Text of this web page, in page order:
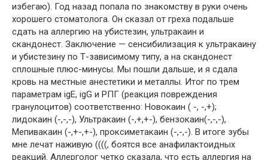
избегаю). Год назад попала по знакомству в руки очень
хорошего стоматолога. Он сказал от греха подальше
сдать на аллергию на убистезин, ультракаин и
скандонест. Заключение — сенсибилизация к ультракаину
и убистезину по Т-зависимому типу, а на скандонест
сплошные плюс-минусы. Мы пошли дальше, и я сдала
кровь на местные анестетики и металлы. Итог по трем
параметрам igE, igG и РПГ (реакция повреждения
гранулоцитов) соответственно: Новокаин ( -, -,+);
лидокаин (-,-,-), Ультракаин (-,+,+-), бензокаин(-,-,-),
Мепивакаин (-,+-,+-), проксиметакаин (-,-,-). В итоге зубы
мне лечат наживую ((((, боятся все анафилактоидных
реакций. Аллерголог четко сказала, что есть аллергия на